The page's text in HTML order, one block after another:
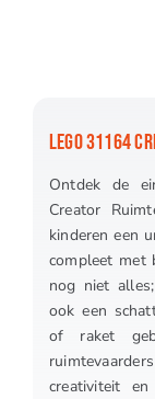
LEGO 31164
Ontdek de
Creator
kinderen een
compleet met
nog niet
ook een
of raket
creativiteit